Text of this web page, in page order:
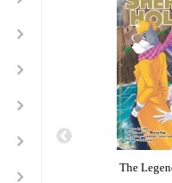
The